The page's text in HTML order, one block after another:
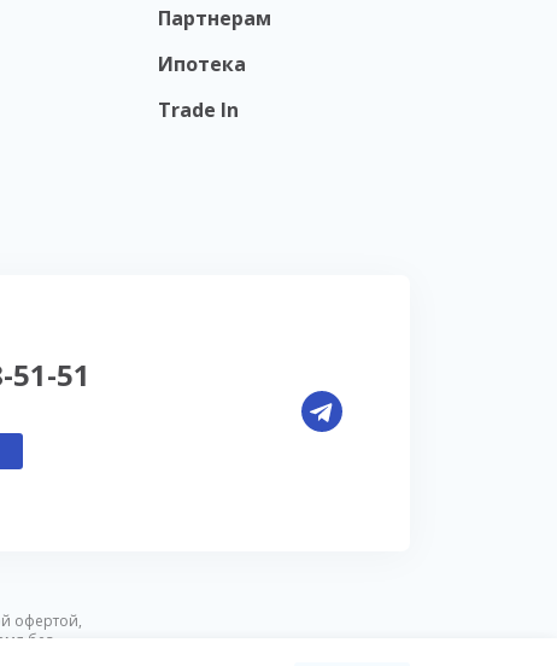
Партнерам
Ипотека
Trade In
51-51
офертой,
без